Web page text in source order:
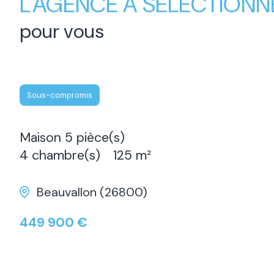
pour vous
Sous-compromis
Maison 5 pièce(s)
4 chambre(s)
125 m²
Beauvallon (26800)
449 900 €